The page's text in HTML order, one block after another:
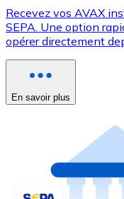
Recevez vos AVAX
SEPA. Une option
opérer directement
En savoir plus